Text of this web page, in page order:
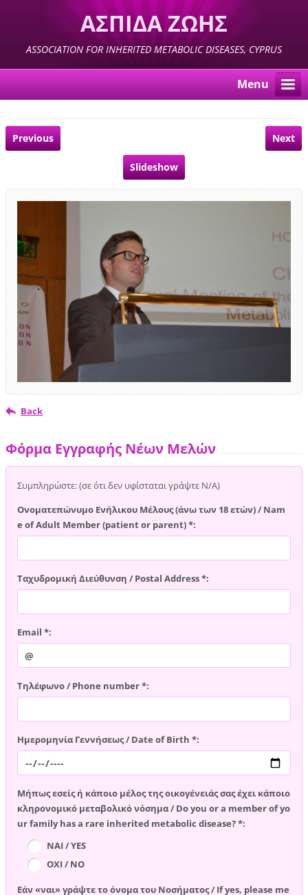
ΑΣΠΙΔΑ ΖΩΗΣ
ASSOCIATION FOR INHERITED METABOLIC DISEASES, CYPRUS
Menu
Previous Next
Slideshow
Back
Φόρμα Εγγραφής Νέων Μελών
Συμπληρώστε: (σε ότι δεν υφίσταται γράψτε Ν/Α)
Ονοματεπώνυμο Ενήλικου Μέλους (άνω των 18 ετών) / Nam
e of Adult Member (patient or parent) *:
Ταχυδρομική Διεύθυνση / Postal Address *:
Email *:
Τηλέφωνο / Phone number *:
Ημερομηνία Γεννήσεως / Date of Birth *:
Μήπως εσείς ή κάποιο μέλος της οικογένειάς σας έχει κάποιο
κληρονομικό μεταβολικό νόσημα / Do you or a member of yo
ur family has a rare inherited metabolic disease? *:
ΝΑΙ / YES
ΟΧΙ / NO
Εάν «ναι» γράψτε το όνομα του Νοσήματος / If yes, please me